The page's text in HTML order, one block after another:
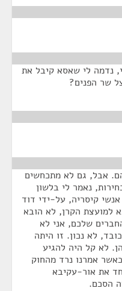
נדמה לי שאסא קיבל את
שר הפנים?
אבל, גם לא מתכחשים
נאמר לי בלשון
קיסריה, על-ידי דוד
למועצת הקרן, לא הובא
שלכם, אני לא
לא נכון. זו היתה
לא קל היה להגיע
אמרנו נרד מהחוק
את אור-עקיבא
הסכם.